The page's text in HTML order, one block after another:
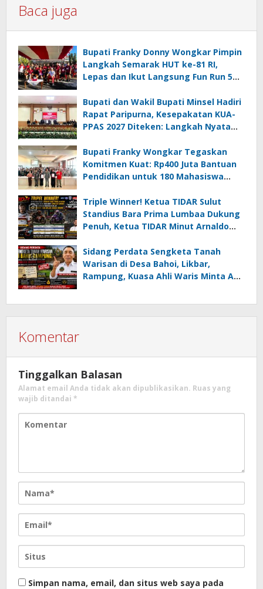
Baca juga
Bupati Franky Donny Wongkar Pimpin
Langkah Semarak HUT ke-81 RI,
Lepas dan Ikut Langsung Fun Run 5
Bupati dan Wakil Bupati Minsel Hadiri
Rapat Paripurna, Kesepakatan KUA-
PPAS 2027 Diteken: Langkah Nyata
Bupati Franky Wongkar Tegaskan
Komitmen Kuat: Rp400 Juta Bantuan
Pendidikan untuk 180 Mahasiswa
Triple Winner! Ketua TIDAR Sulut
Standius Bara Prima Lumbaa Dukung
Penuh, Ketua TIDAR Minut Arnaldo
05 MC JOE Sapu Bersih Tiga Gelar
Juara Umum
Sidang Perdata Sengketa Tanah
Warisan di Desa Bahoi, Likbar,
Rampung, Kuasa Ahli Waris Minta APH
Komentar
Tinggalkan Balasan
Alamat email Anda tidak akan dipublikasikan. Ruas yang
wajib ditandai *
Simpan nama, email, dan situs web saya pada